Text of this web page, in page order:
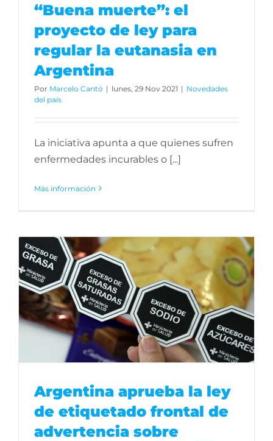
“Buena muerte”: el
proyecto de ley para
regular la eutanasia en
Argentina
Por Marcelo Cantó | lunes, 29 Nov 2021 | Novedades
del país
La iniciativa apunta a que quienes sufren
enfermedades incurables o [...]
Más información
Argentina aprueba la ley
de etiquetado frontal de
advertencia sobre